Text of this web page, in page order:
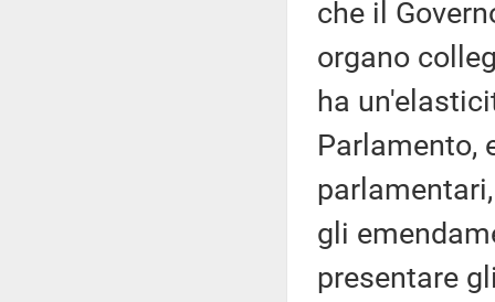
che il
organo
ha
Parlamento,
gli
presentare